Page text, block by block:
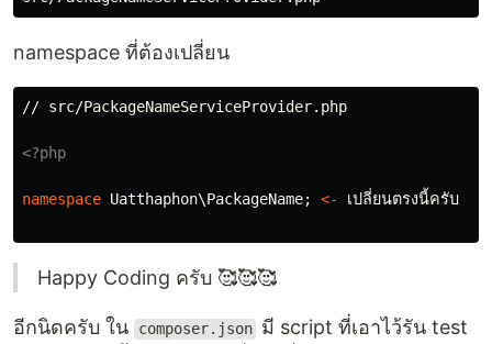
namespace ที่ต้องเปลี่ยน
// src/PackageNameServiceProvider.php
<?php
namespace Uatthaphon\PackageName; <- เปลยนตรงนครบ
Happy Coding ครับ 🥰🥰🥰
อีกนิดครับ ใน composer.json มี script ที่เอาไว้รัน test